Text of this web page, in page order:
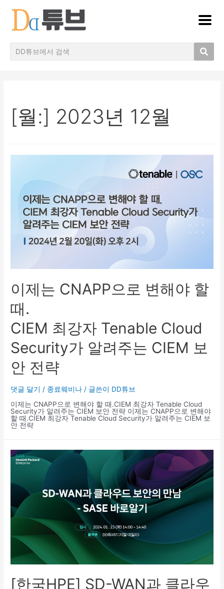
[월:] 2023년 12월
이제는 CNAPP으로 변해야 할
때.
CIEM 최강자 Tenable Cloud
Security가 알려주는 CIEM 보
안 전략
댓글 달기 / 종료웨비나 / 글쓴이 DD튜브
이제는 CNAPP으로 변해야 할 때.CIEM 최강자 Tenable Cloud
Security가 알려주는 CIEM 보안 전략 이제는 CNAPP으로 변해야
할 때.CIEM 최강자 Tenable Cloud Security가 알려주는 CIEM 보
안 전략
[한국HPE] SD-WAN과 클라우